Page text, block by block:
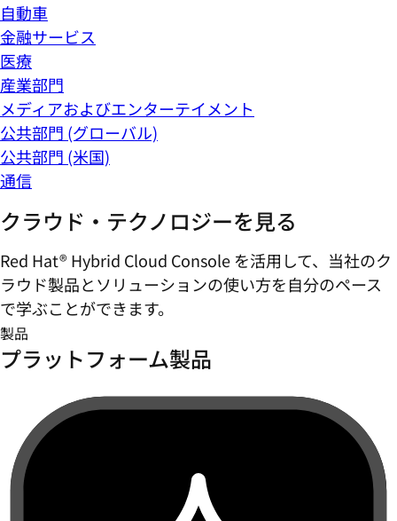
自動車
金融サービス
医療
産業部門
メディアおよびエンターテイメント
公共部門 (グローバル)
公共部門 (米国)
通信
クラウド・テクノロジーを見る
Red Hat® Hybrid Cloud Console を活用して、当社のク
ラウド製品とソリューションの使い方を自分のペース
で学ぶことができます。
製品
プラットフォーム製品